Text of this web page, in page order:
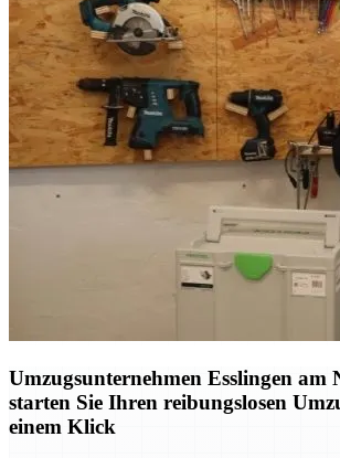
Umzugsunternehmen Esslingen am
starten Sie Ihren reibungslosen
einem Klick